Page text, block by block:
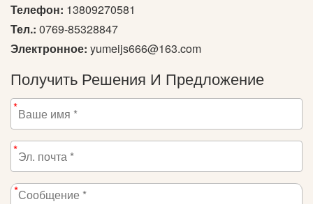
Телефон: 13809270581
Тел.: 0769-85328847
Электронное: yumeijs666@163.com
Получить Решения И Предложение
*
*
*